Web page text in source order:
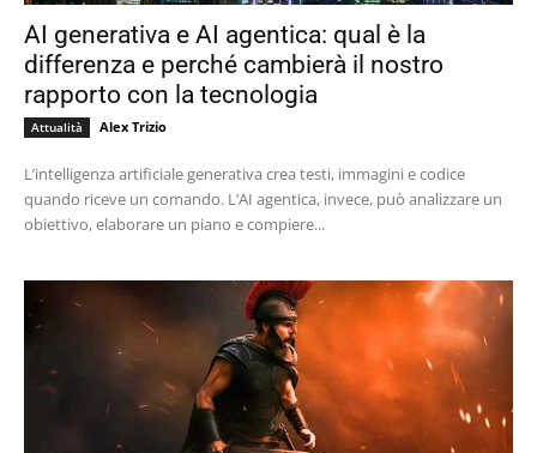
AI generativa e AI agentica: qual è la
differenza e perché cambierà il nostro
rapporto con la tecnologia
Attualità Alex Trizio
L’intelligenza artificiale generativa crea testi, immagini e codice
quando riceve un comando. L’AI agentica, invece, può analizzare un
obiettivo, elaborare un piano e compiere...